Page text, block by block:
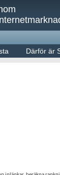
Därför är